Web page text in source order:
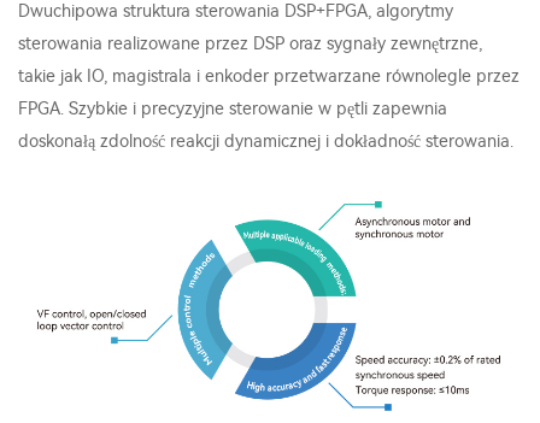
Dwuchipowa struktura sterowania DSP+FPGA, algorytmy
sterowania realizowane przez DSP oraz sygnały zewnętrzne,
takie jak IO, magistrala i enkoder przetwarzane równolegle przez
FPGA. Szybkie i precyzyjne sterowanie w pętli zapewnia
doskonałą zdolność reakcji dynamicznej i dokładność sterowania.